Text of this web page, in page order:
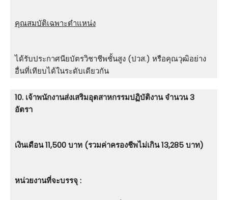
คุณสมบัติเฉพาะตำแหน่ง
ได้รับประกาศนียบัตรวิชาชีพชั้นสูง (ปวส.) หรือคุณวุฒิอย่าง
อื่นที่เทียบได้ในระดับเดียวกัน
10. เจ้าพนักงานส่งเสริมอุตสาหกรรมปฏิบัติงาน จำนวน 3
อัตรา
เงินเดือน 11,500 บาท (รวมค่าครองชีพไม่เกิน 13,285 บาท)
หน่วยงานที่จะบรรจุ :